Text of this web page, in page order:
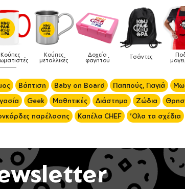
Τσάντες Ποδιές
μαγειρικής Mousepad Μαξιλάρια
καναπέ
Βάπτιση Baby on Board Παππούς, Γιαγιά
Geek Μαθητικές Διάστημα Ζώδια
παρέλασης Καπέλα CHEF 'Ολα τα σχέδια